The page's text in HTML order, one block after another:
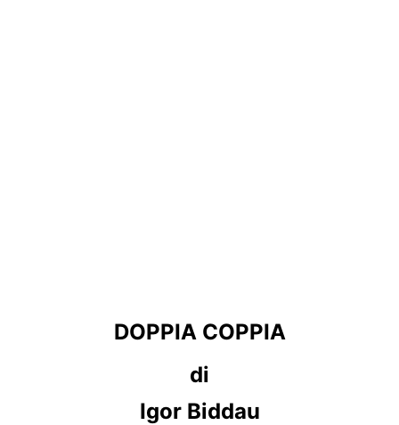
DOPPIA COPPIA
di
Igor Biddau